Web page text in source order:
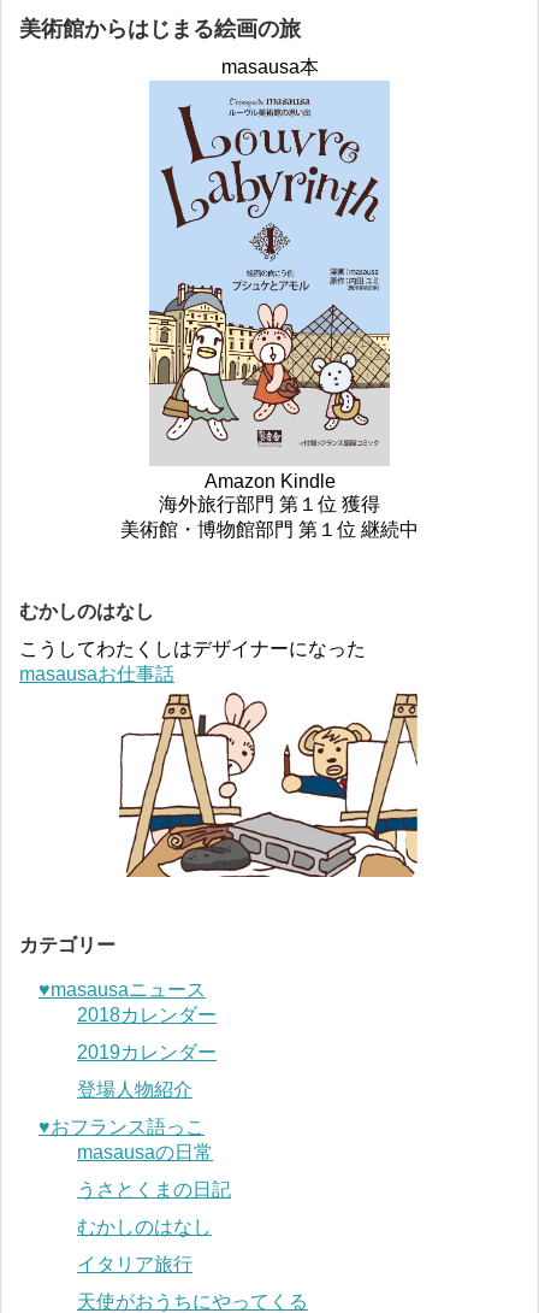
美術館からはじまる絵画の旅
masausa本
Amazon Kindle
海外旅行部門 第１位 獲得
美術館・博物館部門 第１位 継続中
むかしのはなし
こうしてわたくしはデザイナーになった
masausaお仕事話
カテゴリー
♥︎masausaニュース
2018カレンダー
2019カレンダー
登場人物紹介
♥︎おフランス語っこ
masausaの日常
うさとくまの日記
むかしのはなし
イタリア旅行
天使がおうちにやってくる